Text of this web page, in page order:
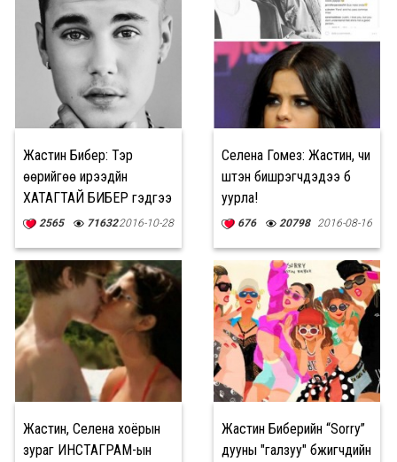
Жастин Бибер: Тэр
өөрийгөө ирээдүйн
ХАТАГТАЙ БИБЕР гэдгээ
мэдэх ч үгүй яваа
2565 716322016-10-28
Селена Гомез: Жастин, чи
шүтэн бишрэгчдэдээ бүү
уурла!
676 20798 2016-08-16
Жастин, Селена хоёрын
зураг ИНСТАГРАМ-ын
Жастин Биберийн “Sorry”
дууны "галзуу" бүжигчдийн